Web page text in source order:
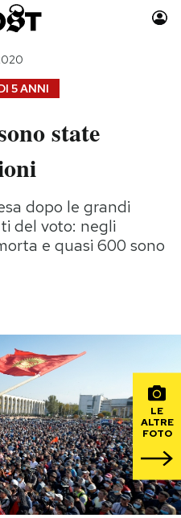
Auto
Moda
Consumismi
Storie/Idee
Ok Boomer!
Media
5 ANNI
state
dopo le grandi
del voto: negli
e quasi 600 sono
LE
ALTRE
FOTO